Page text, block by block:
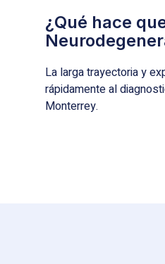
¿Qué hace
La larga trayectoria y
rápidamente al
Monterrey.